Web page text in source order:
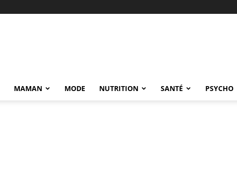
MAMAN MODE NUTRITION SANTÉ PSYCHO